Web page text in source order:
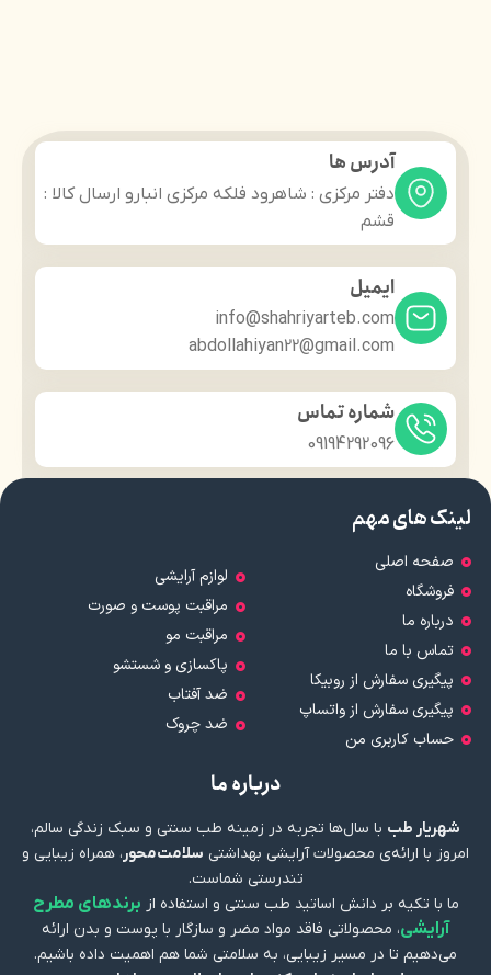
آدرس ها
دفتر مرکزی : شاهرود فلکه مرکزی انبارو ارسال کالا :
قشم
ایمیل
info@shahriyarteb.com
abdollahiyan22@gmail.com
شماره تماس
09194292096
لینک های مهم
صفحه اصلی
فروشگاه
درباره ما
تماس با ما
پیگیری سفارش از روبیکا
پیگیری سفارش از واتساپ
حساب کاربری من
لوازم آرایشی
مراقبت پوست و صورت
مراقبت مو
پاکسازی و شستشو
ضد آفتاب
ضد چروک
درباره ما
شهریار طب با سال‌ها تجربه در زمینه طب سنتی و سبک زندگی سالم،
امروز با ارائه‌ی محصولات آرایشی بهداشتی سلامت‌محور ، همراه زیبایی و
تندرستی شماست.
ما با تکیه بر دانش اساتید طب سنتی و استفاده از برندهای مطرح
آرایشی، محصولاتی فاقد مواد مضر و سازگار با پوست و بدن ارائه
می‌دهیم تا در مسیر زیبایی، به سلامتی شما هم اهمیت داده باشیم.